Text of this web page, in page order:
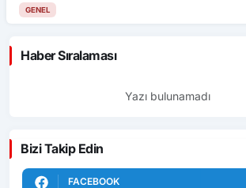
GENEL
Haber Sıralaması
Yazı bulunamadı
Bizi Takip Edin
FACEBOOK